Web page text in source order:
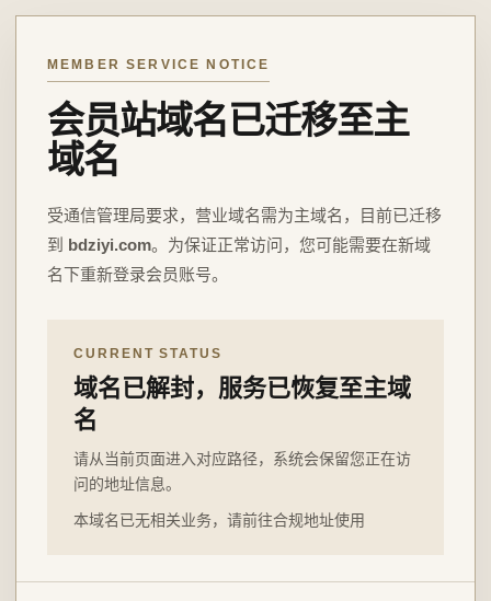
MEMBER SERVICE NOTICE
会员站域名已迁移至主
域名
受通信管理局要求，营业域名需为主域名，目前已迁移
到 bdziyi.com。为保证正常访问，您可能需要在新域
名下重新登录会员账号。
CURRENT STATUS
域名已解封，服务已恢复至主域
名
请从当前页面进入对应路径，系统会保留您正在访
问的地址信息。
本域名已无相关业务，请前往合规地址使用